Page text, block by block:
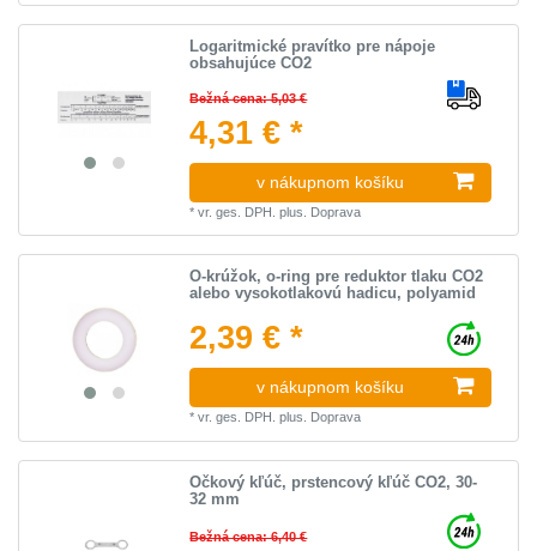
Logaritmické pravítko pre nápoje
obsahujúce CO2
Bežná cena: 5,03 €
4,31 € *
v nákupnom košíku
*vr. ges. DPH. plus. Doprava
O-krúžok, o-ring pre reduktor tlaku CO2
alebo vysokotlakovú hadicu, polyamid
2,39 € *
v nákupnom košíku
*vr. ges. DPH. plus. Doprava
Očkový kľúč, prstencový kľúč CO2, 30-
32 mm
Bežná cena: 6,40 €